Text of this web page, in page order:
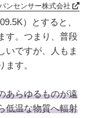
ンセンサー株式会社
）とすると、
す。つまり、普段
いですが、人もま
す。
あらゆるものが遠
低温な物質へ輻射